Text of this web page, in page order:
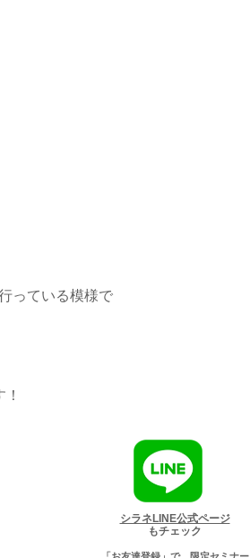
っている模様で
シラネLINE公式ページ
もチェック